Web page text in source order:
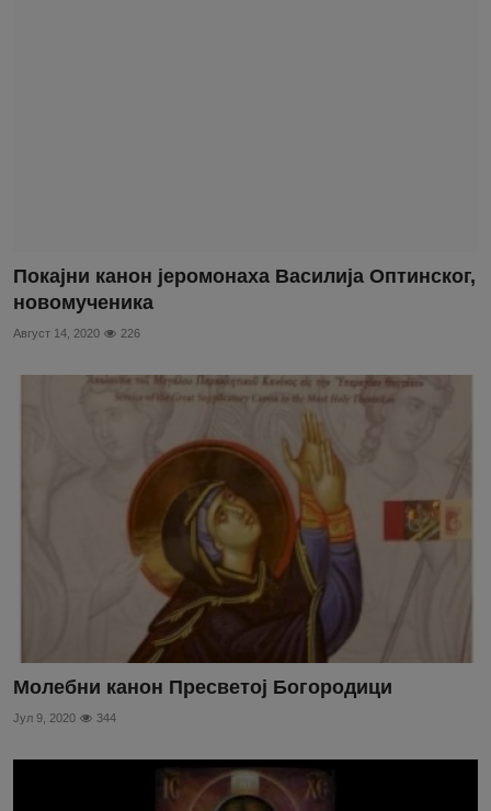
Покајни канон јеромонаха Василија Оптинског,
новомученика
Август 14, 2020 226
Молебни канон Пресветој Богородици
Јул 9, 2020 344